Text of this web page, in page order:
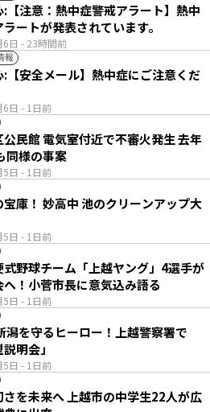
日 - 23時間前
:【注意：熱中症警戒アラート】熱中
ートが発表されています。
報
日 - 1日前
:【安全メール】熱中症にご注意くだ
日 - 1日前
民館 電気室付近で不審火発生 去年
同様の事案
日 - 1日前
宝庫！ 妙高中 池のクリーンアップ大
日 - 1日前
式野球チーム「上越ヤング」4選手が
へ！小菅市長に意気込み語る
日 - 1日前
潟を守るヒーロー！上越警察署で
説明会」
さを未来へ 上越市の中学生22人が広